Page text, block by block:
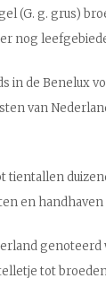
(G. g. grus)
nog
in de Benelux
van
tientallen
en
tot